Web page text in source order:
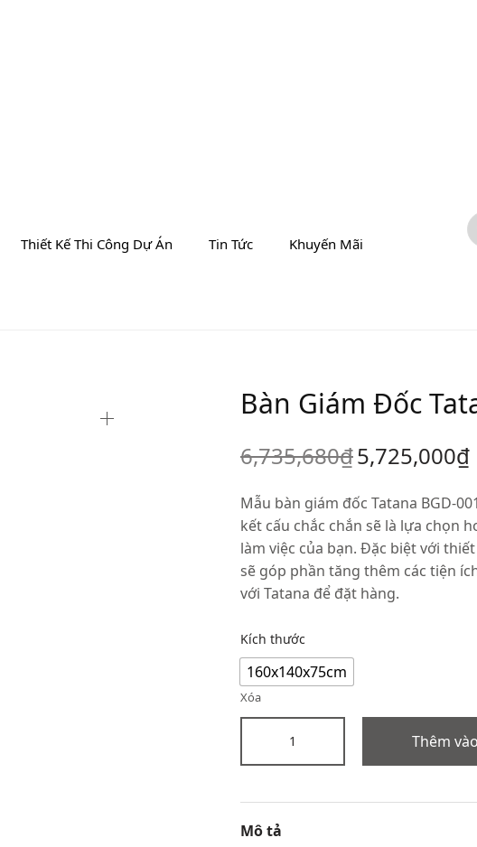
Thiết Kế Thi Công Dự Án Tin Tức Khuyến Mãi
Bàn Giám Đốc
6,735,680₫5,725,000₫
Mẫu bàn giám đốc Tatana BGD-
kết cấu chắc chắn sẽ là lựa chọn
làm việc của bạn. Đặc biệt với
sẽ góp phần tăng thêm các tiện
với Tatana để đặt hàng.
Kích thước
160x140x75cm
Xóa
Thêm
Mô tả